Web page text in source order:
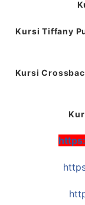
Kursi Tiffany
Kursi